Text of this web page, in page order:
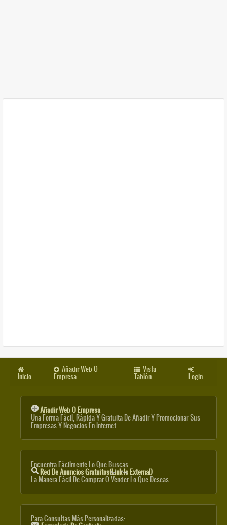
Inicio
Añadir Web O
Empresa
Vista
Tablón Login
Añadir Web O Empresa
Una Forma Fácil, Rápida Y Gratuita De Añadir Y Promocionar Sus
Empresas Y Negocios En Internet.
Encuentra Fácilmente Lo Que Buscas.
Red De Anuncios Gratuitos(link Is External)
La Manera Fácil De Comprar O Vender Lo Que Deseas.
Para Consultas Más Personalizadas: